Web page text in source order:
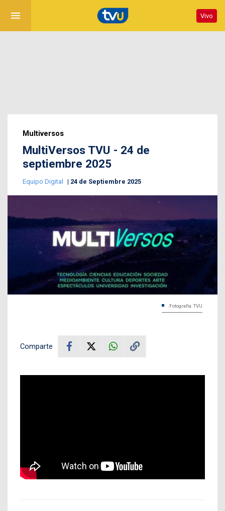
menu Vivo
Multiversos
MultiVersos TVU - 24 de
septiembre 2025
Equipo Digital 24 de Septiembre 2025
Fotografía: TVU
Comparte